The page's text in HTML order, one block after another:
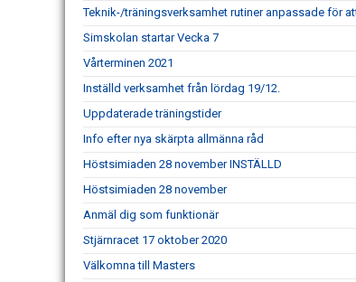
Teknik-/träningsverksamhet rutiner anpassade för
Simskolan startar Vecka 7
Vårterminen 2021
Inställd verksamhet från lördag 19/12.
Uppdaterade träningstider
Info efter nya skärpta allmänna råd
Höstsimiaden 28 november INSTÄLLD
Höstsimiaden 28 november
Anmäl dig som funktionär
Stjärnracet 17 oktober 2020
Välkomna till Masters